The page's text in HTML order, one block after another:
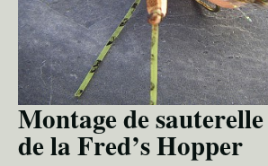
Montage de
de la Fred’s Hopper